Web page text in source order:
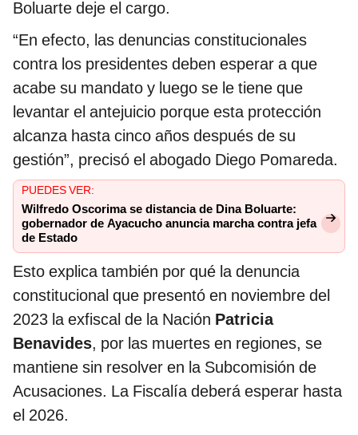
Boluarte deje el cargo.
“En efecto, las denuncias constitucionales
contra los presidentes deben esperar a que
acabe su mandato y luego se le tiene que
levantar el antejuicio porque esta protección
alcanza hasta cinco años después de su
gestión”, precisó el abogado Diego Pomareda.
PUEDES VER:
Wilfredo Oscorima se distancia de Dina Boluarte:
gobernador de Ayacucho anuncia marcha contra jefa
de Estado
Esto explica también por qué la denuncia
constitucional que presentó en noviembre del
2023 la exfiscal de la Nación Patricia
Benavides, por las muertes en regiones, se
mantiene sin resolver en la Subcomisión de
Acusaciones. La Fiscalía deberá esperar hasta
el 2026.